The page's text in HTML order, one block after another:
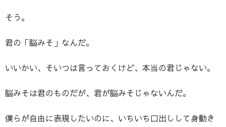
そう。
君の「脳みそ」なんだ。
いいかい、そいつは言っておくけど、本当の君じゃない。
脳みそは君のものだが、君が脳みそじゃないんだ。
僕らが自由に表現したいのに、いちいち口出しして身動き